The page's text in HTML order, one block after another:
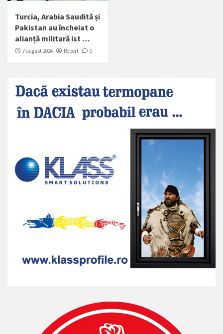
Turcia, Arabia Saudită și
Pakistan au încheiat o
alianță militară ist …
7 august 2026 Robert 0